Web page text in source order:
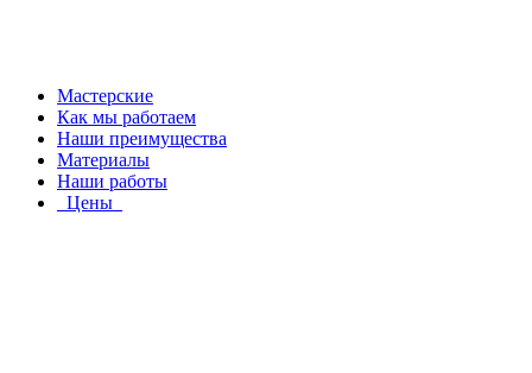
Мастерские
Как мы работаем
Наши преимущества
Материалы
Наши работы
Цены